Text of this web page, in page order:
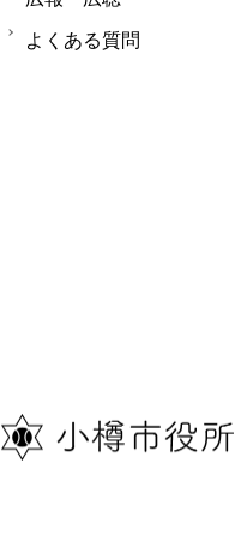
よくある質問